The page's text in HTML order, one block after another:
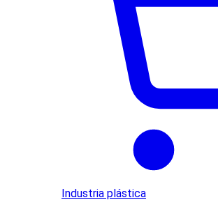
Industria plástica